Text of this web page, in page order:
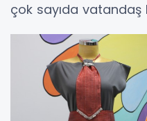
çok sayıda vatandaş